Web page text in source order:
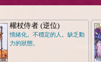
權杖侍者 (逆位)
情緒化。不穩定的人。缺乏動
力的狀態。